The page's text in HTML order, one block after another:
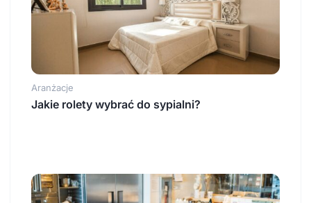
Aranżacje
Jakie rolety wybrać do sypialni?